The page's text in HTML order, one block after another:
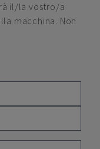
il/la vostro/a
macchina. Non